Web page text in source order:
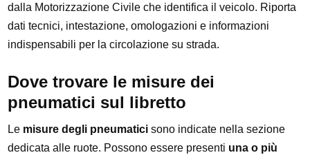
dalla Motorizzazione Civile che identifica il veicolo. Riporta
dati tecnici, intestazione, omologazioni e informazioni
indispensabili per la circolazione su strada.
Dove trovare le misure dei
pneumatici sul libretto
Le misure degli pneumaticisono indicate nella sezione
dedicata alle ruote. Possono essere presenti una o più